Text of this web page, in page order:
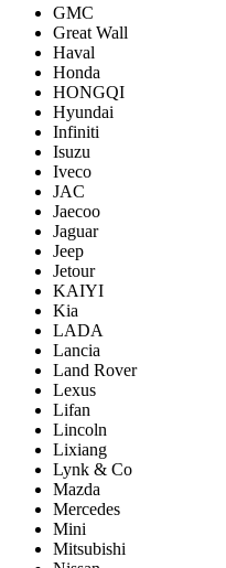
GMC
Great Wall
Haval
Honda
HONGQI
Hyundai
Infiniti
Isuzu
Iveco
JAC
Jaecoo
Jaguar
Jeep
Jetour
KAIYI
Kia
LADA
Lancia
Land Rover
Lexus
Lifan
Lincoln
Lixiang
Lynk & Co
Mazda
Mercedes
Mini
Mitsubishi